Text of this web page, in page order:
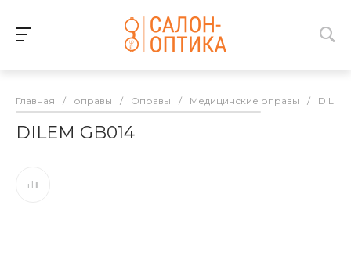
Главная / оправы / Оправы / Медицинские оправы / DILEM
DILEM GB014